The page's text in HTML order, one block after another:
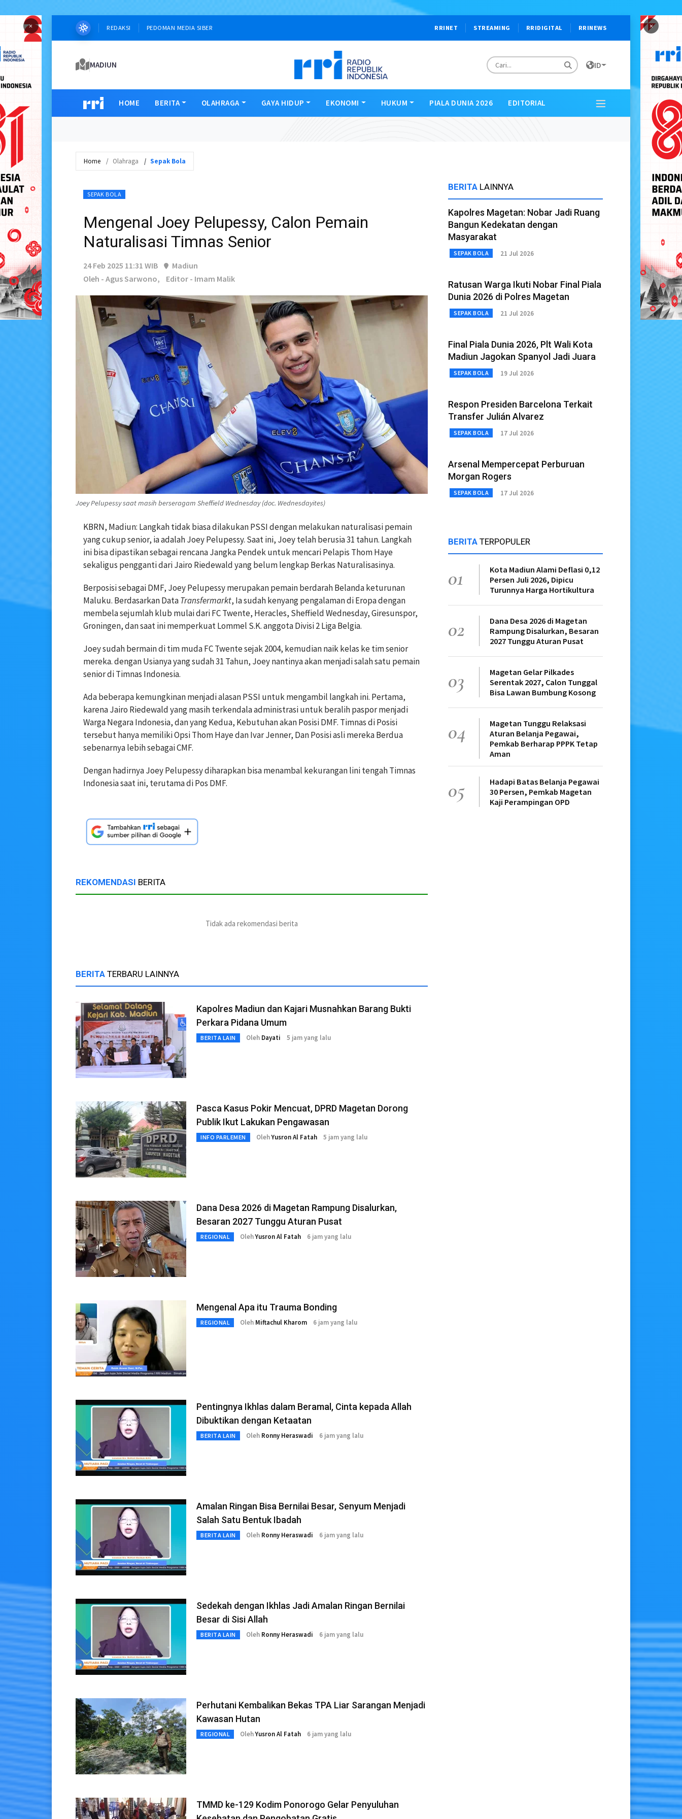
× ×
REDAKSI PEDOMAN MEDIA SIBER RRINET STREAMING RRIDIGITAL RRINEWS
MADIUN ID
HOME BERITA OLAHRAGA GAYA HIDUP EKONOMI HUKUM PIALA DUNIA 2026 EDITORIAL
Home Olahraga Sepak Bola
SEPAK BOLA
Mengenal Joey Pelupessy, Calon Pemain
Naturalisasi Timnas Senior
24 Feb 2025 11:31 WIB
Madiun
Oleh - Agus Sarwono,
Editor - Imam Malik
Joey Pelupessy saat masih berseragam Sheffield Wednesday (doc. Wednesdayites)
KBRN, Madiun: Langkah tidak biasa dilakukan PSSI dengan melakukan naturalisasi pemain
yang cukup senior, ia adalah Joey Pelupessy. Saat ini, Joey telah berusia 31 tahun. Langkah
ini bisa dipastikan sebagai rencana Jangka Pendek untuk mencari Pelapis Thom Haye
sekaligus pengganti dari Jairo Riedewald yang belum lengkap Berkas Naturalisasinya.
Berposisi sebagai DMF, Joey Pelupessy merupakan pemain berdarah Belanda keturunan
Maluku. Berdasarkan DataTransfermarkt, Ia sudah kenyang pengalaman di Eropa dengan
membela sejumlah klub mulai dari FC Twente, Heracles, Sheffield Wednesday, Giresunspor,
Groningen, dan saat ini memperkuat Lommel S.K. anggota Divisi 2 Liga Belgia.
Joey sudah bermain di tim muda FC Twente sejak 2004, kemudian naik kelas ke tim senior
mereka. dengan Usianya yang sudah 31 Tahun, Joey nantinya akan menjadi salah satu pemain
senior di Timnas Indonesia.
Ada beberapa kemungkinan menjadi alasan PSSI untuk mengambil langkah ini. Pertama,
karena Jairo Riedewald yang masih terkendala administrasi untuk beralih paspor menjadi
Warga Negara Indonesia, dan yang Kedua, Kebutuhan akan Posisi DMF. Timnas di Posisi
tersebut hanya memiliki Opsi Thom Haye dan Ivar Jenner, Dan Posisi asli mereka Berdua
sebenarnya lebih sebagai CMF.
Dengan hadirnya Joey Pelupessy diharapkan bisa menambal kekurangan lini tengah Timnas
Indonesia saat ini, terutama di Pos DMF.
REKOMENDASI BERITA
Tidak ada rekomendasi berita
BERITA TERBARU LAINNYA
Kapolres Madiun dan Kajari Musnahkan Barang Bukti
Perkara Pidana Umum
BERITA LAIN Oleh Dayati 5 jam yang lalu
Pasca Kasus Pokir Mencuat, DPRD Magetan Dorong
Publik Ikut Lakukan Pengawasan
INFO PARLEMEN OlehYusron Al Fatah 5 jam yang lalu
Dana Desa 2026 di Magetan Rampung Disalurkan,
Besaran 2027 Tunggu Aturan Pusat
REGIONAL OlehYusron Al Fatah 6 jam yang lalu
Mengenal Apa itu Trauma Bonding
REGIONAL Oleh Miftachul Kharom 6 jam yang lalu
Pentingnya Ikhlas dalam Beramal, Cinta kepada Allah
Dibuktikan dengan Ketaatan
BERITA LAIN Oleh Ronny Heraswadi 6 jam yang lalu
Amalan Ringan Bisa Bernilai Besar, Senyum Menjadi
Salah Satu Bentuk Ibadah
BERITA LAIN Oleh Ronny Heraswadi 6 jam yang lalu
Sedekah dengan Ikhlas Jadi Amalan Ringan Bernilai
Besar di Sisi Allah
BERITA LAIN Oleh Ronny Heraswadi 6 jam yang lalu
Perhutani Kembalikan Bekas TPA Liar Sarangan Menjadi
Kawasan Hutan
REGIONAL OlehYusron Al Fatah 6 jam yang lalu
TMMD ke-129 Kodim Ponorogo Gelar Penyuluhan
BERITA LAINNYA
Kapolres Magetan: Nobar Jadi Ruang
Bangun Kedekatan dengan
Masyarakat
SEPAK BOLA 21 Jul 2026
Ratusan Warga Ikuti Nobar Final Piala
Dunia 2026 di Polres Magetan
SEPAK BOLA 21 Jul 2026
Final Piala Dunia 2026, Plt Wali Kota
Madiun Jagokan Spanyol Jadi Juara
SEPAK BOLA 19 Jul 2026
Respon Presiden Barcelona Terkait
Transfer Julián Alvarez
SEPAK BOLA 17 Jul 2026
Arsenal Mempercepat Perburuan
Morgan Rogers
SEPAK BOLA 17 Jul 2026
BERITA TERPOPULER
01
Kota Madiun Alami Deflasi 0,12
Persen Juli 2026, Dipicu
Turunnya Harga Hortikultura
02
Dana Desa 2026 di Magetan
Rampung Disalurkan, Besaran
2027 Tunggu Aturan Pusat
03
Magetan Gelar Pilkades
Serentak 2027, Calon Tunggal
Bisa Lawan Bumbung Kosong
04
Magetan Tunggu Relaksasi
Aturan Belanja Pegawai,
Pemkab Berharap PPPK Tetap
Aman
05
Hadapi Batas Belanja Pegawai
30 Persen, Pemkab Magetan
Kaji Perampingan OPD